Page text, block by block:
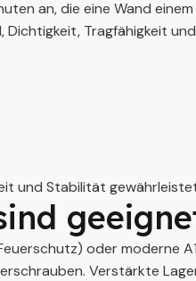
an, die eine Wand
Dichtigkeit, Tragfähigkeit
und Stabilität
oder moderne
Verstärkte